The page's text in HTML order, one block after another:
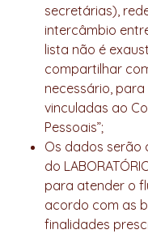
secretárias),
intercâmbio
lista não é
compartilhar
necessário,
vinculadas ao
Pessoais”;
Os dados serão
do
para atender o
acordo com as
finalidades